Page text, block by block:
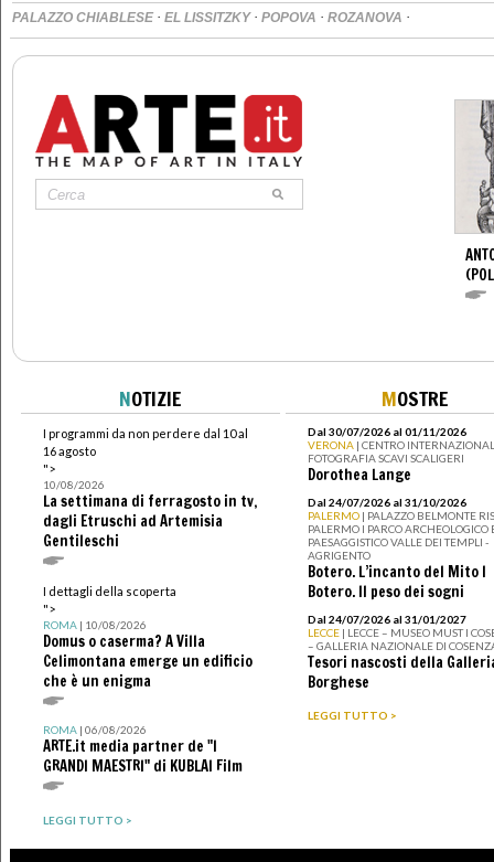
PALAZZO CHIABLESE · EL LISSITZKY · POPOVA · ROZANOVA ·
NOTIZIE
I programmi da non perdere dal 10 al
16 agosto
">
10/08/2026
La settimana di ferragosto in tv,
dagli Etruschi ad Artemisia
Gentileschi
I dettagli della scoperta
">
ROMA| 10/08/2026
Domus o caserma? A Villa
Celimontana emerge un edificio
che è un enigma
ROMA| 06/08/2026
ARTE.it media partner de "I
GRANDI MAESTRI" di KUBLAI Film
LEGGI TUTTO >
MOSTRE
Dal 30/07/2026 al 01/11/2026
VERONA | CENTRO
FOTOGRAFIA SCAVI SCALIGERI
Dorothea Lange
Dal 24/07/2026 al 31/10/2026
PALERMO | PALAZZO BELMONTE
PALERMO I PARCO ARCHEOLOGICO
PAESAGGISTICO VALLE DEI TEMPLI -
AGRIGENTO
Botero. L’incanto del Mito I
Botero. Il peso dei sogni
Dal 24/07/2026 al 31/01/2027
LECCE | LECCE – MUSEO MUST I
– GALLERIA NAZIONALE DI
Tesori nascosti della
Borghese
LEGGI TUTTO >